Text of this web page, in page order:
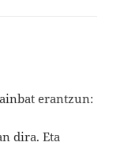
erantzun:
dira. Eta